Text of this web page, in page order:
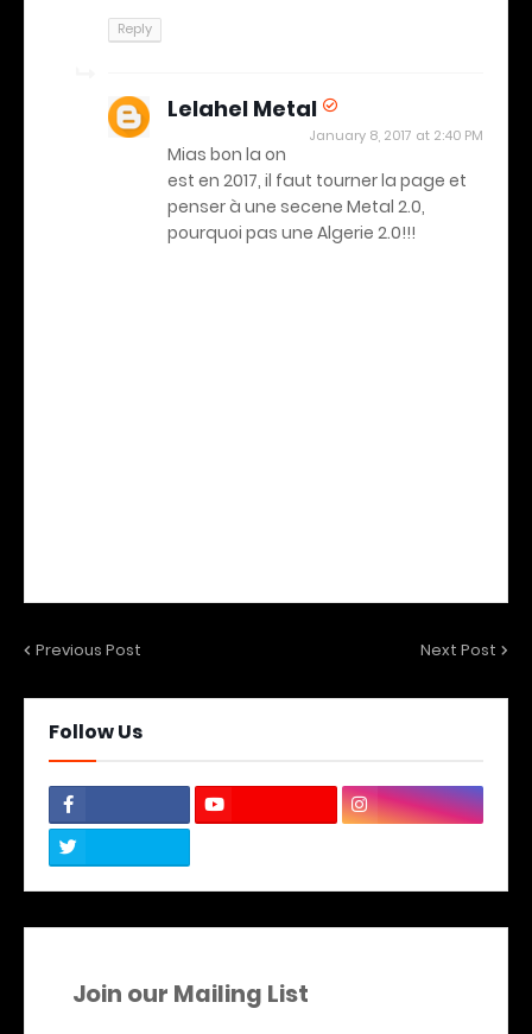
Reply
Lelahel Metal
January 8, 2017 at 2:40 PM
Mias bon la on
est en 2017, il faut tourner la page et
penser à une secene Metal 2.0,
pourquoi pas une Algerie 2.0!!!
Previous Post Next Post
Follow Us
Join our Mailing List